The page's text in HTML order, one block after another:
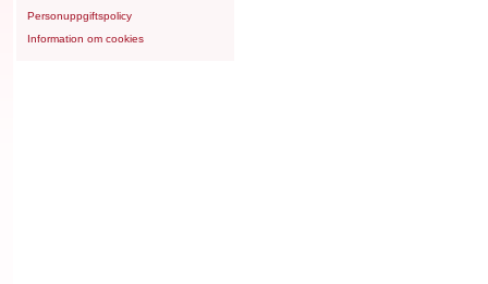
Personuppgiftspolicy
Information om cookies